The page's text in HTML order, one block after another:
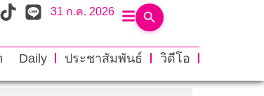
31 ก.ค. 2026
Daily ประชาสัมพันธ์
วิดีโอ